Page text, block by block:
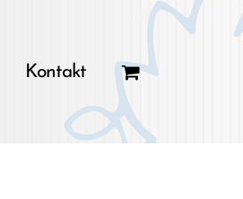
Kontakt